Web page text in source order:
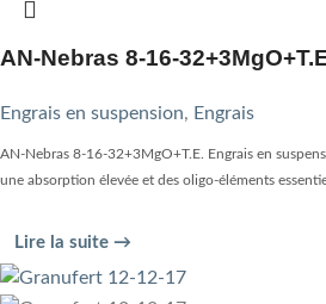
AN-Nebras 8-16-
Engrais en suspension, Engrais
AN-Nebras 8-16-32+3MgO+T.E. Engrais en
une absorption élevée et des oligo-éléments
Lire la suite →